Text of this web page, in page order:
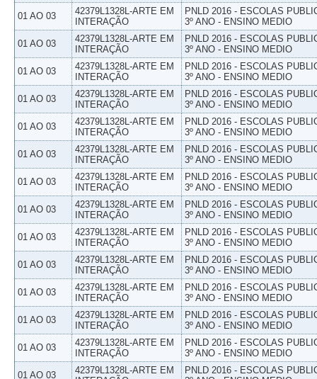
01 AO 03
42379L1328L-ARTE EM
INTERAÇÃO
PNLD 2016 - ESCOLAS
3º ANO - ENSINO MEDIO
01 AO 03
42379L1328L-ARTE EM
INTERAÇÃO
PNLD 2016 - ESCOLAS
3º ANO - ENSINO MEDIO
01 AO 03
42379L1328L-ARTE EM
INTERAÇÃO
PNLD 2016 - ESCOLAS
3º ANO - ENSINO MEDIO
01 AO 03
42379L1328L-ARTE EM
INTERAÇÃO
PNLD 2016 - ESCOLAS
3º ANO - ENSINO MEDIO
01 AO 03
42379L1328L-ARTE EM
INTERAÇÃO
PNLD 2016 - ESCOLAS
3º ANO - ENSINO MEDIO
01 AO 03
42379L1328L-ARTE EM
INTERAÇÃO
PNLD 2016 - ESCOLAS
3º ANO - ENSINO MEDIO
01 AO 03
42379L1328L-ARTE EM
INTERAÇÃO
PNLD 2016 - ESCOLAS
3º ANO - ENSINO MEDIO
01 AO 03
42379L1328L-ARTE EM
INTERAÇÃO
PNLD 2016 - ESCOLAS
3º ANO - ENSINO MEDIO
01 AO 03
42379L1328L-ARTE EM
INTERAÇÃO
PNLD 2016 - ESCOLAS
3º ANO - ENSINO MEDIO
01 AO 03
42379L1328L-ARTE EM
INTERAÇÃO
PNLD 2016 - ESCOLAS
3º ANO - ENSINO MEDIO
01 AO 03
42379L1328L-ARTE EM
INTERAÇÃO
PNLD 2016 - ESCOLAS
3º ANO - ENSINO MEDIO
01 AO 03
42379L1328L-ARTE EM
INTERAÇÃO
PNLD 2016 - ESCOLAS
3º ANO - ENSINO MEDIO
01 AO 03
42379L1328L-ARTE EM
INTERAÇÃO
PNLD 2016 - ESCOLAS
3º ANO - ENSINO MEDIO
01 AO 03
42379L1328L-ARTE EM
PNLD 2016 - ESCOLAS